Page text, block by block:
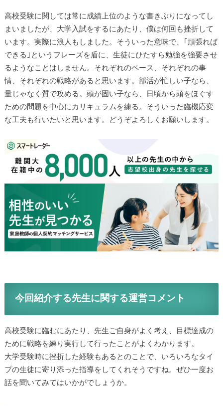
高校受験に関しては常に成績上位のような書きぶりになってし
まいましたが、大学入試をするにあたり、僕は何回も挫折して
います。実際に浪人もしました。そういった意味で、｢頑張れば
できる｣というフレーズを盾に、生徒にひたすら勉強を強要させ
るようなことはしません。それぞれのペース、それぞれの事
情、それぞれの戦略があると思います。部活が忙しい子なら、
量じゃなく質で攻める。頭が固い子なら、日頃から頭をほぐす
ための問題を中心にカリキュラムを練る。そういった臨機応変
な工夫も行いたいと思います。どうぞよろしくお願いします。
今回紹介する先生に関する運営コメント
高校受験に臨むにあたり、先生ご自身がよく考え、目標達成の
ために戦略を練り実行して行ったことがよくわかります。
大学受験時に挫折した経験もあるとのことで、いろいろなタイ
プの生徒に寄り添った指導をしてくれそうですね。ぜひ一度お
話を聞いてみてはいかがでしょうか。